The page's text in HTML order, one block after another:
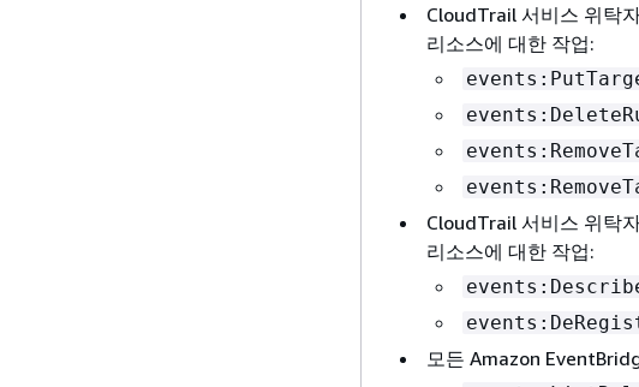
CloudTrail 서비스 위탁
리소스에 대한 작업:
CloudTrail 서비스 위탁
리소스에 대한 작업:
모든 Amazon